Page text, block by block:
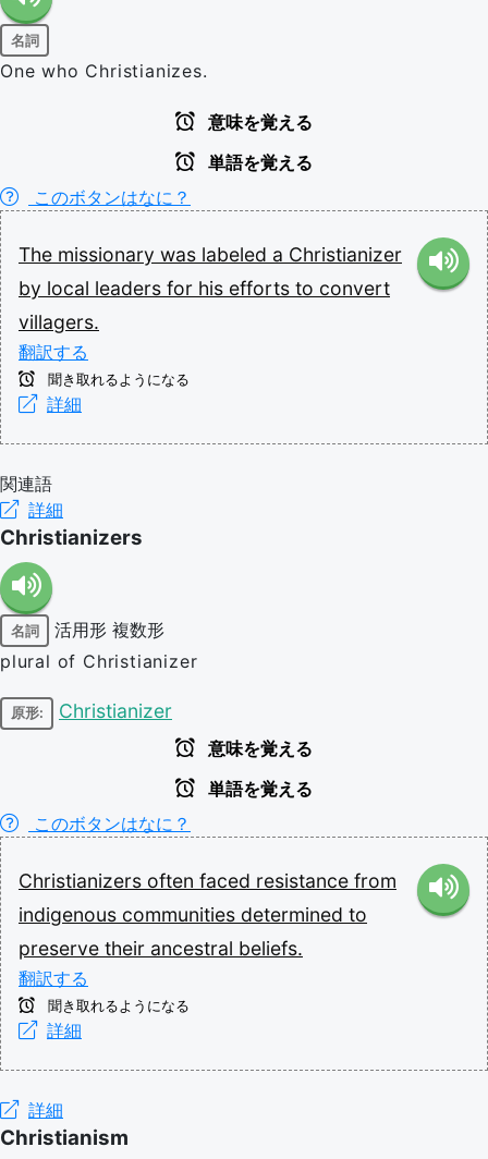
名詞
One who Christianizes.
意味を覚える
単語を覚える
このボタンはなに？
The missionary was labeled a Christianizer
by local leaders for his efforts to convert
villagers.
翻訳する
聞き取れるようになる
詳細
関連語
詳細
Christianizers
名詞 活用形 複数形
plural of Christianizer
原形: Christianizer
意味を覚える
単語を覚える
このボタンはなに？
Christianizers often faced resistance from
indigenous communities determined to
preserve their ancestral beliefs.
翻訳する
聞き取れるようになる
詳細
詳細
Christianism